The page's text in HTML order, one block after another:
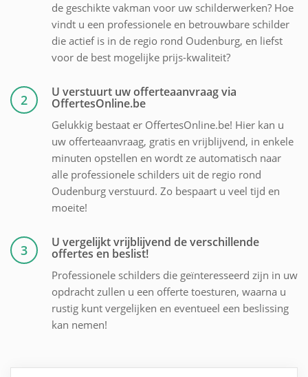
de geschikte vakman voor uw schilderwerken? Hoe
vindt u een professionele en betrouwbare schilder
die actief is in de regio rond Oudenburg, en liefst
voor de best mogelijke prijs-kwaliteit?
2 U verstuurt uw offerteaanvraag via
OffertesOnline.be
Gelukkig bestaat er OffertesOnline.be! Hier kan u
uw offerteaanvraag, gratis en vrijblijvend, in enkele
minuten opstellen en wordt ze automatisch naar
alle professionele schilders uit de regio rond
Oudenburg verstuurd. Zo bespaart u veel tijd en
moeite!
3 U vergelijkt vrijblijvend de verschillende
offertes en beslist!
Professionele schilders die geïnteresseerd zijn in uw
opdracht zullen u een offerte toesturen, waarna u
rustig kunt vergelijken en eventueel een beslissing
kan nemen!